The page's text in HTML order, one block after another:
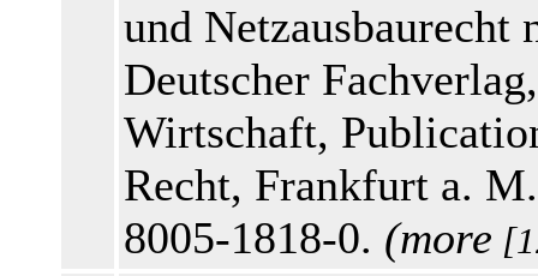
und Netzausbaurecht
Deutscher
Wirtschaft,
Recht, Frankfurt a.
8005-1818-0. (more